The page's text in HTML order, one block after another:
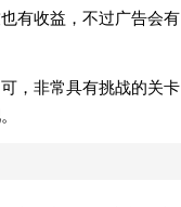
有收益，不过广告会有
，非常具有挑战的关卡